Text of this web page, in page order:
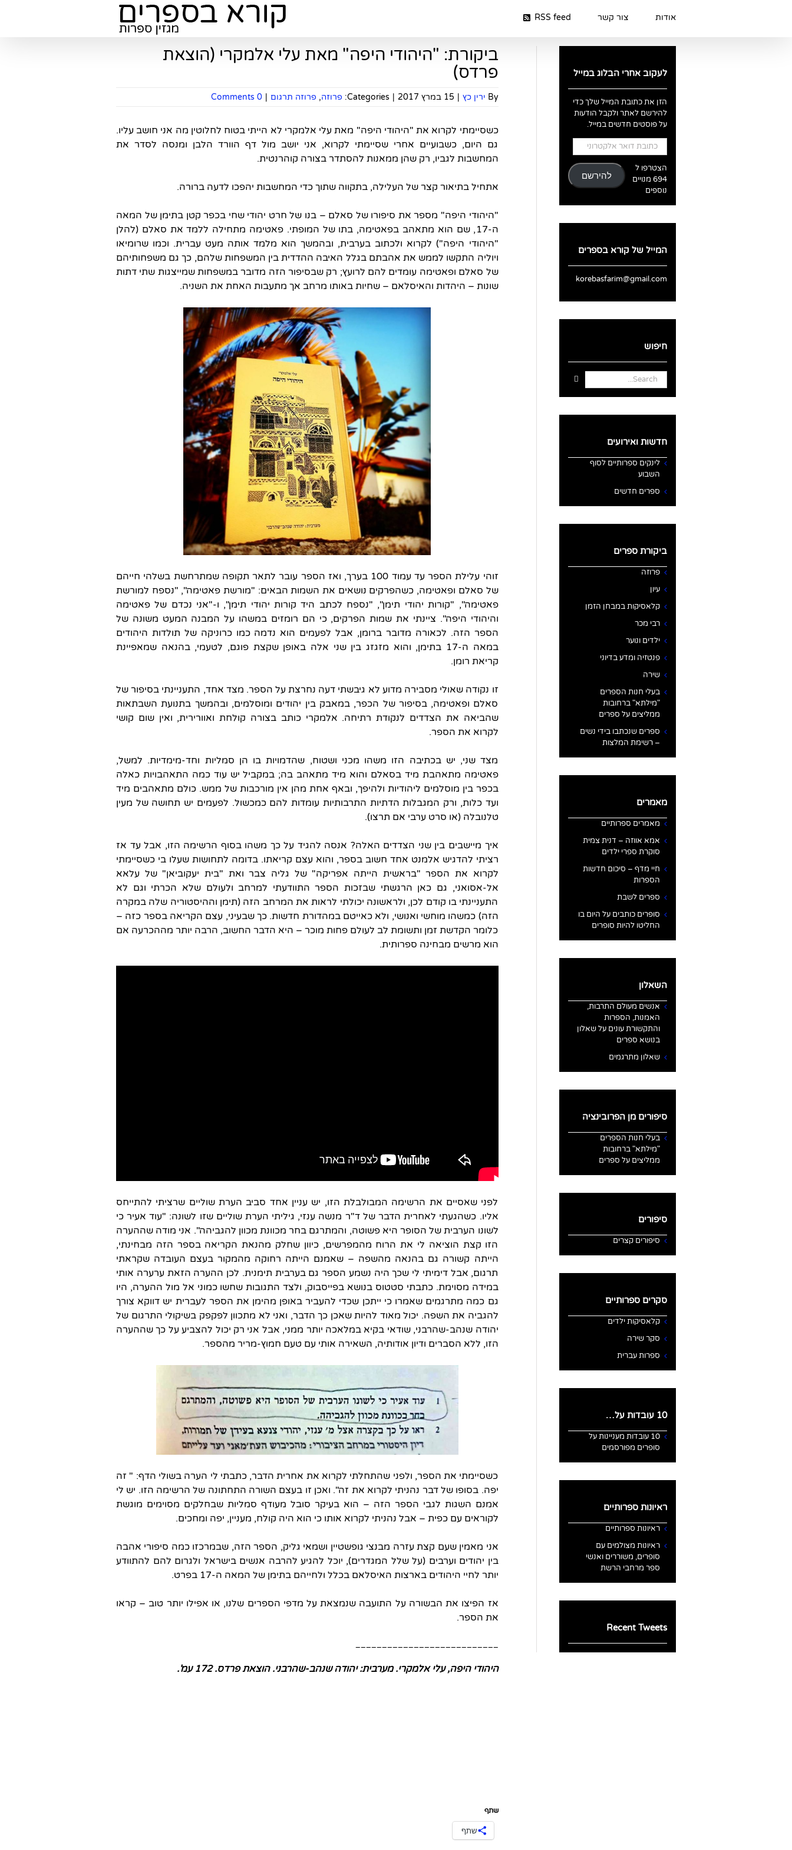
אודות צור קשר RSS feed
ביקורת: "היהודי היפה" מאת עלי אלמקרי (הוצאת
פרדס)
By ירין כץ | 15 במרץ 2017 |
Categories: פרוזה, פרוזה תרגום |
0 Comments
כשסיימתי לקרוא את "היהודי היפה" מאת עלי אלמקרי לא הייתי בטוח לחלוטין מה אני חושב עליו.
גם היום, כשבועיים אחרי שסיימתי לקרוא, אני יושב מול דף הוורד הלבן ומנסה לסדר את
המחשבות לגביו, רק שהן ממאנות להסתדר בצורה קוהרנטית.
אתחיל בתיאור קצר של העלילה, בתקווה שתוך כדי המחשבות יהפכו לדעה ברורה.
"היהודי היפה" מספר את סיפורו של סאלם – בנו של חרט יהודי שחי בכפר קטן בתימן של המאה
ה-17, שם הוא מתאהב בפאטימה, בתו של המופתי. פאטימה מתחילה ללמד את סאלם (להלן
"היהודי היפה") לקרוא ולכתוב בערבית, ובהמשך הוא מלמד אותה מעט עברית. וכמו שרומיאו
ויוליה התקשו לממש את אהבתם בגלל האיבה ההדדית בין המשפחות שלהם, כך גם משפחותיהם
של סאלם ופאטימה עומדים להם לרועץ; רק שבסיפור הזה מדובר במשפחות שמייצגות שתי דתות
שונות – היהדות והאיסלאם – שחיות באותו מרחב אך מתעבות האחת את השניה.
זוהי עלילת הספר עד עמוד 100 בערך, ואז הספר עובר לתאר תקופה שמתרחשת בשלהי חייהם
של סאלם ופאטימה, כשהפרקים נושאים את השמות הבאים: "מורשת פאטימה", "נספח למורשת
פאטימה", "קורות יהודי תימן", "נספח לכתב היד קורות יהודי תימן", ו-"אני נכדם של פאטימה
והיהודי היפה". ציינתי את שמות הפרקים, כי הם רומזים במשהו על המבנה המעט משונה של
הספר הזה. לכאורה מדובר ברומן, אבל לפעמים הוא נדמה כמו כרוניקה של תולדות היהודים
במאה ה-17 בתימן, והוא מזגזג בין שני אלה באופן שקצת פוגם, לטעמי, בהנאה שמאפיינת
קריאת רומן.
זו נקודה שאולי מסבירה מדוע לא גיבשתי דעה נחרצת על הספר. מצד אחד, התעניינתי בסיפור של
סאלם ופאטימה, בסיפור של הכפר, במאבק בין יהודים ומוסלמים, ובהמשך בתנועת השבתאות
שהביאה את הצדדים לנקודת רתיחה. אלמקרי כותב בצורה קולחת ואוורירית, ואין שום קושי
לקרוא את הספר.
מצד שני, יש בכתיבה הזו משהו מכני ושטוח, שהדמויות בו הן סמליות וחד-מימדיות. למשל,
פאטימה מתאהבת מיד בסאלם והוא מיד מתאהב בה; במקביל יש עוד כמה התאהבויות כאלה
בכפר בין מוסלמים ליהודיות ולהיפך, ובאף אחת מהן אין מורכבות של ממש. כולם מתאהבים מיד
ועד כלות, ורק המגבלות הדתיות התרבותיות עומדות להם כמכשול. לפעמים יש תחושה של מעין
טלנובלה (או סרט ערבי אם תרצו).
איך מיישבים בין שני הצדדים האלה? אנסה להגיד על כך משהו בסוף הרשימה הזו, אבל עד אז
רציתי להדגיש אלמנט אחד חשוב בספר, והוא עצם קריאתו. בדומה לתחושות שעלו בי כשסיימתי
לקרוא את הספר "בראשית הייתה אפריקה" של גליה צבר ואת "בית יעקוביאן" של עלאא
אל-אסואני, גם כאן הרגשתי שבזכות הספר התוודעתי למרחב ולעולם שלא הכרתי וגם לא
התעניינתי בו קודם לכן, ולראשונה יכולתי לראות את המרחב הזה (תימן וההיסטוריה שלה במקרה
הזה) כמשהו מוחשי ואנושי, ולא כאייטם במהדורת חדשות. כך שבעיני, עצם הקריאה בספר כזה –
כלומר הקדשת זמן ותשומת לב לעולם פחות מוכר – היא הדבר החשוב, הרבה יותר מההכרעה אם
הוא מרשים מבחינה ספרותית.
לפני שאסיים את הרשימה המבולבלת הזו, יש עניין אחד סביב הערת שוליים שרציתי להתייחס
אליו. כשהגעתי לאחרית הדבר של ד"ר מנשה ענזי, גיליתי הערת שוליים שזו לשונה: "עוד אעיר כי
לשונו הערבית של הסופר היא פשוטה, והמתרגם בחר מכוונת מכוון להגביהה". אני מודה שההערה
הזו קצת הוציאה לי את הרוח מהמפרשים, כיוון שחלק מהנאת הקריאה בספר הזה מבחינתי,
הייתה קשורה גם בהנאה מהשפה – שאמנם הייתה רחוקה מהמקור בעצם העובדה שקראתי
תרגום, אבל דימיתי לי שכך היה נשמע הספר גם בערבית תימנית. לכן ההערה הזאת ערערה אותי
במידה מסוימת. כתבתי סטטוס בנושא בפייסבוק, ולצד התגובות שחשו כמוני אל מול ההערה, היו
גם כמה מתרגמים שאמרו כי ייתכן שכדי להעביר באופן מהימן את הספר לעברית יש דווקא צורך
להגביה את השפה. יכול מאוד להיות שאכן כך הדבר, ואני לא מתכוון לפקפק בשיקולי התרגום של
יהודה שנהב-שהרבני, שודאי בקיא במלאכה יותר ממני, אבל אני רק יכול להצביע על כך שההערה
הזו, ללא הסברים ודיון אודותיה, השאירה אותי עם טעם חמוץ-מריר מהספר.
כשסיימתי את הספר, ולפני שהתחלתי לקרוא את אחרית הדבר, כתבתי לי הערה בשולי הדף: " זה
יפה. בסופו של דבר נהניתי לקרוא את זה". ואכן זו בעצם השורה התחתונה של הרשימה הזו. יש לי
אמנם השגות לגבי הספר הזה – הוא בעיקר סובל מעודף סמליות שבחלקים מסוימים מוגשת
לקוראים עם כפית – אבל נהניתי לקרוא אותו כי הוא היה קולח, מעניין, יפה ומחכים.
אני מאמין שעם קצת עזרה מבנצי גופשטיין ושמאי גליק, הספר הזה, שבמרכזו כמה סיפורי אהבה
בין יהודים וערבים (על שלל המגדרים), יוכל להגיע להרבה אנשים בישראל ולגרום להם להתוודע
יותר לחיי היהודים בארצות האיסלאם בכלל ולחייהם בתימן של המאה ה-17 בפרט.
אז הפיצו את הבשורה על התועבה שנמצאת על מדפי הספרים שלנו, או אפילו יותר טוב – קראו
את הספר.
היהודי היפה, עלי אלמקרי. מערבית: יהודה שנהב-שהרבני. הוצאת פרדס. 172 עמ'.
שתף
שתף
לעקוב אחרי הבלוג במייל
הזן את כתובת המייל שלך כדי
להירשם לאתר ולקבל הודעות
על פוסטים חדשים במייל.
כתובת
דואר
אלקטרוני
להירשם
הצטרפו ל
694 מנויים
נוספים
המייל של קורא בספרים
korebasfarim@gmail.com
חיפוש
Search
for:
חדשות ואירועים
לינקים ספרותיים לסוף
השבוע
ספרים חדשים
ביקורת ספרים
פרוזה
עיון
קלאסיקות במבחן הזמן
רבי מכר
ילדים ונוער
פנטזיה ומדע בדיוני
שירה
בעלי חנות הספרים
"מילתא" ברחובות
ממליצים על ספרים
ספרים שנכתבו בידי נשים
– רשימת המלצות
מאמרים
מאמרים ספרותיים
אמא אווזה – דנית צמית
סוקרת ספרי ילדים
חיי מדף – סיכום חדשות
הספרות
ספרים לשבת
סופרים כותבים על היום בו
החליטו להיות סופרים
השאלון
אנשים מעולם התרבות,
האמנות, הספרות
והתקשורת עונים על שאלון
בנושא ספרים
שאלון מתרגמים
סיפורים מן הפרובינציה
בעלי חנות הספרים
"מילתא" ברחובות
ממליצים על ספרים
סיפורים
סיפורים קצרים
סקרים ספרותיים
קלאסיקות ילדים
סקר שירה
ספרות עברית
10 עובדות על…
10 עובדות מעניינות על
סופרים מפורסמים
ראיונות ספרותיים
ראיונות ספרותיים
ראיונות מצולמים עם
סופרים, משוררים ואנשי
ספר מרחבי הרשת
Recent Tweets